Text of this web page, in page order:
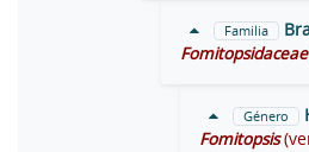
Familia
Fomitopsidaceae
Género
Fomitopsis